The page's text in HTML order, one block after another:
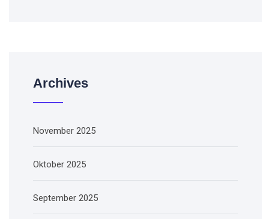
Archives
November 2025
Oktober 2025
September 2025